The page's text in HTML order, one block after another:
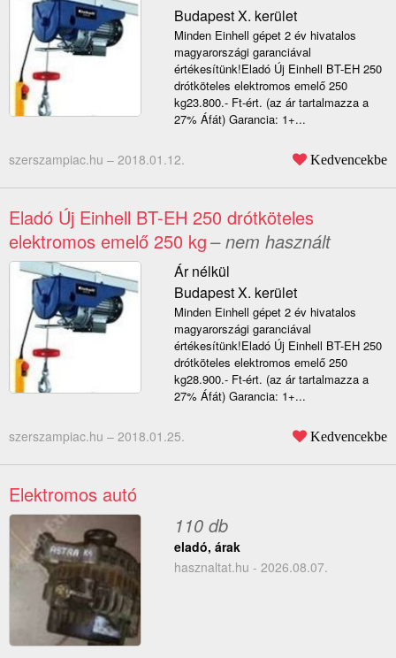
Budapest X. kerület
Minden Einhell gépet 2 év hivatalos
magyarországi garanciával
értékesítünk!Eladó Új Einhell BT-EH 250
drótköteles elektromos emelő 250
kg23.800.- Ft-ért. (az ár tartalmazza a
27% Áfát) Garancia: 1+...
szerszampiac.hu – 2018.01.12. Kedvencekbe
Eladó Új Einhell BT-EH 250 drótköteles
elektromos emelő 250 kg– nem használt
Ár nélkül
Budapest X. kerület
Minden Einhell gépet 2 év hivatalos
magyarországi garanciával
értékesítünk!Eladó Új Einhell BT-EH 250
drótköteles elektromos emelő 250
kg28.900.- Ft-ért. (az ár tartalmazza a
27% Áfát) Garancia: 1+...
szerszampiac.hu – 2018.01.25. Kedvencekbe
Elektromos autó
110 db
eladó, árak
hasznaltat.hu - 2026.08.07.